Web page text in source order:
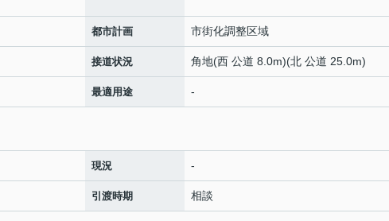
都市計画 市街化調整区域
接道状況 角地(西 公道 8.0m)(北 公道 25.0m)
最適用途 -
現況 -
引渡時期 相談